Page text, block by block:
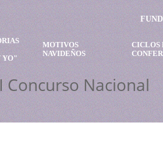
YO"
MOTIVOS
NAVIDEÑOS
CICLOS
Concurso Nacional